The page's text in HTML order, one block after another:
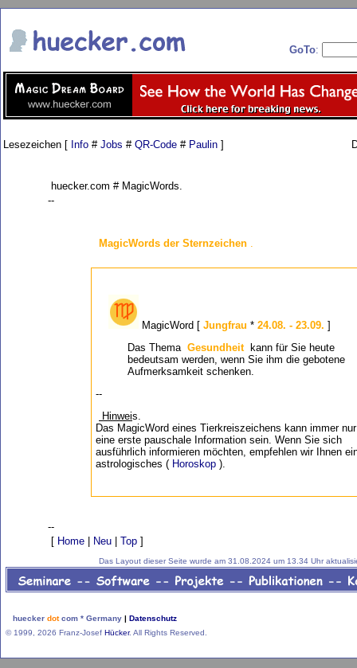
GoTo:
Lesezeichen [ Info # Jobs # QR-Code # Paulin ]
huecker.com # MagicWords.
--
MagicWords der Sternzeichen .
MagicWord [ Jungfrau * 24.08. - 23.09. ]
Das Thema Gesundheit
kann für Sie heute
bedeutsam werden, wenn Sie ihm die gebotene
Aufmerksamkeit schenken.
--
Hinweis.
Das MagicWord eines Tierkreiszeichens kann immer nur
eine erste pauschale Information sein. Wenn Sie sich
ausführlich informieren möchten, empfehlen wir Ihnen
astrologisches ( Horoskop ).
--
[ Home| Neu| Top]
Das Layout dieser Seite wurde am 31.08.2024 um 13.34 Uhr
huecker dotcom * Germany | Datenschutz
© 1999, 2026 Franz-Josef Hücker. All Rights Reserved.